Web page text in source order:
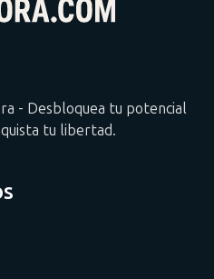
- Desbloquea tu potencial
tu libertad.